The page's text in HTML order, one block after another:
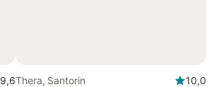
9,6Thera, Santorin
10,0